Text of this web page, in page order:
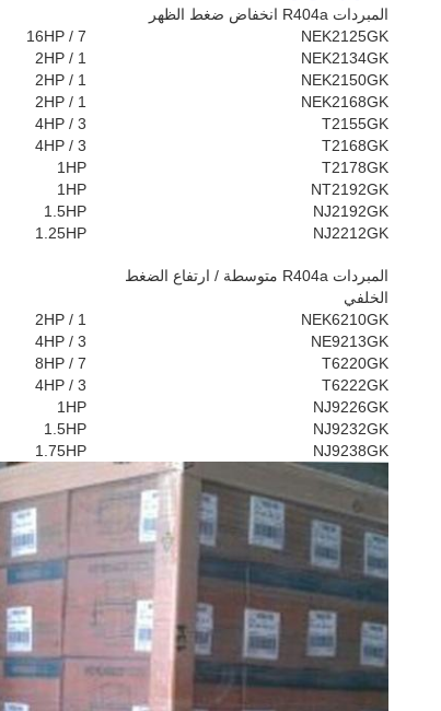
المبردات R404a انخفاض ضغط الظهر
NEK2125GK
7 / 16HP
NEK2134GK
1 / 2HP
NEK2150GK
1 / 2HP
NEK2168GK
1 / 2HP
T2155GK
3 / 4HP
T2168GK
3 / 4HP
T2178GK
1HP
NT2192GK
1HP
NJ2192GK
1.5HP
NJ2212GK
1.25HP
المبردات R404a متوسطة / ارتفاع الضغط
الخلفي
NEK6210GK
1 / 2HP
NE9213GK
3 / 4HP
T6220GK
7 / 8HP
T6222GK
3 / 4HP
NJ9226GK
1HP
NJ9232GK
1.5HP
NJ9238GK
1.75HP